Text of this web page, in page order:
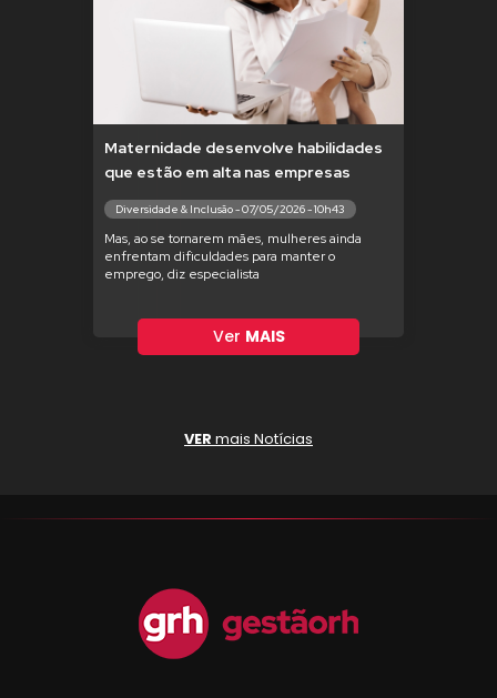
Maternidade desenvolve habilidades
que estão em alta nas empresas
Diversidade & Inclusão - 07/05/2026 - 10h43
Mas, ao se tornarem mães, mulheres ainda
enfrentam dificuldades para manter o
emprego, diz especialista
Ver MAIS
VER mais Notícias